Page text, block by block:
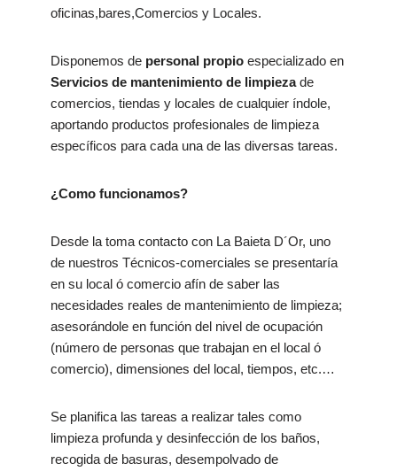
oficinas,bares,Comercios y Locales.
Disponemos de personal propioespecializado en
Servicios de mantenimiento de limpiezade
comercios, tiendas y locales de cualquier índole,
aportando productos profesionales de limpieza
específicos para cada una de las diversas tareas.
¿Como funcionamos?
Desde la toma contacto con La Baieta D´Or, uno
de nuestros Técnicos-comerciales se presentaría
en su local ó comercio afín de saber las
necesidades reales de mantenimiento de limpieza;
asesorándole en función del nivel de ocupación
(número de personas que trabajan en el local ó
comercio), dimensiones del local, tiempos, etc.…
Se planifica las tareas a realizar tales como
limpieza profunda y desinfección de los baños,
recogida de basuras, desempolvado de